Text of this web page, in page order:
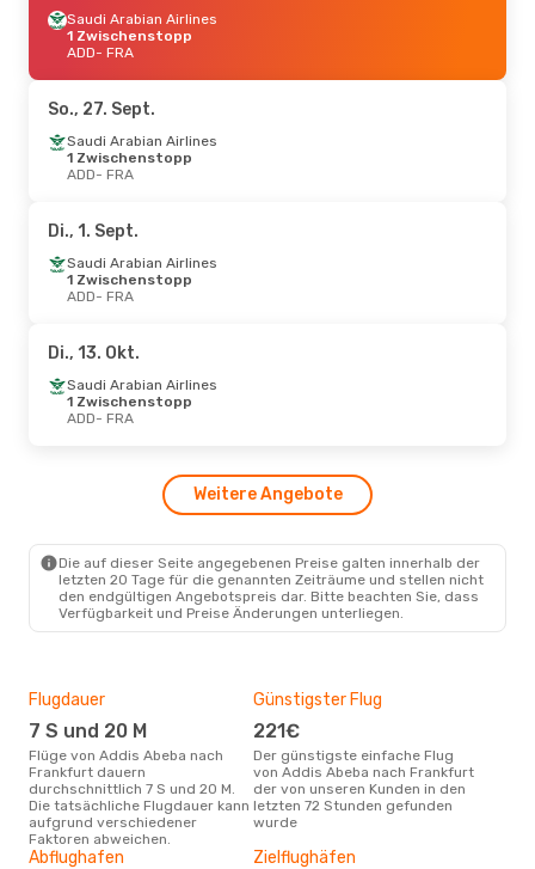
Saudi Arabian Airlines
1 Zwischenstopp
ADD- FRA
1 Zwischenstopp
FRA- ADD
So., 20. Sept.- Fr., 25. Sept.
ADD - FRA
Saudi Arabian Airlines
1 Zwischenstopp
FRA- ADD
Egyptair1 Zwischenstopp
ADD- FRA
Egyptair1 Zwischenstopp
FRA - ADD
- Fr., 25. Sept.
1 Zwischenstopp
Saudi Arabian Airlines
1 Zwischenstopp
ADD- FRA
So., 27. Sept.
Saudi Arabian Airlines
1 Zwischenstopp
ADD- FRA
Di., 1. Sept.
Saudi Arabian Airlines
1 Zwischenstopp
ADD- FRA
Di., 13. Okt.
Saudi Arabian Airlines
1 Zwischenstopp
ADD- FRA
Weitere Angebote
Die auf dieser Seite angegebenen Preise galten innerhalb der
letzten 20 Tage für die genannten Zeiträume und stellen nicht
den endgültigen Angebotspreis dar. Bitte beachten Sie, dass
Verfügbarkeit und Preise Änderungen unterliegen.
Flugdauer
7 S und 20 M
Flüge von Addis Abeba nach
Frankfurt dauern
durchschnittlich 7 S und 20 M.
Die tatsächliche Flugdauer kann
aufgrund verschiedener
Faktoren abweichen.
Günstigster Flug
221€
Der günstigste einfache Flug
von Addis Abeba nach Frankfurt
der von unseren Kunden in den
letzten 72 Stunden gefunden
wurde
Abflughafen Zielflughäfen